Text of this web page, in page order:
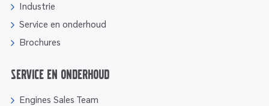
Industrie
Service en onderhoud
Brochures
Service en onderhoud
Engines Sales Team